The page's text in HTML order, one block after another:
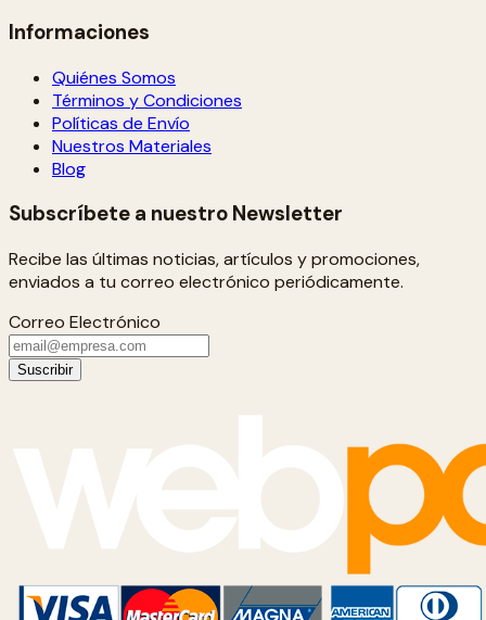
Informaciones
Quiénes Somos
Términos y Condiciones
Políticas de Envío
Nuestros Materiales
Blog
Subscríbete a nuestro Newsletter
Recibe las últimas noticias, artículos y promociones,
enviados a tu correo electrónico periódicamente.
Correo Electrónico
Suscribir